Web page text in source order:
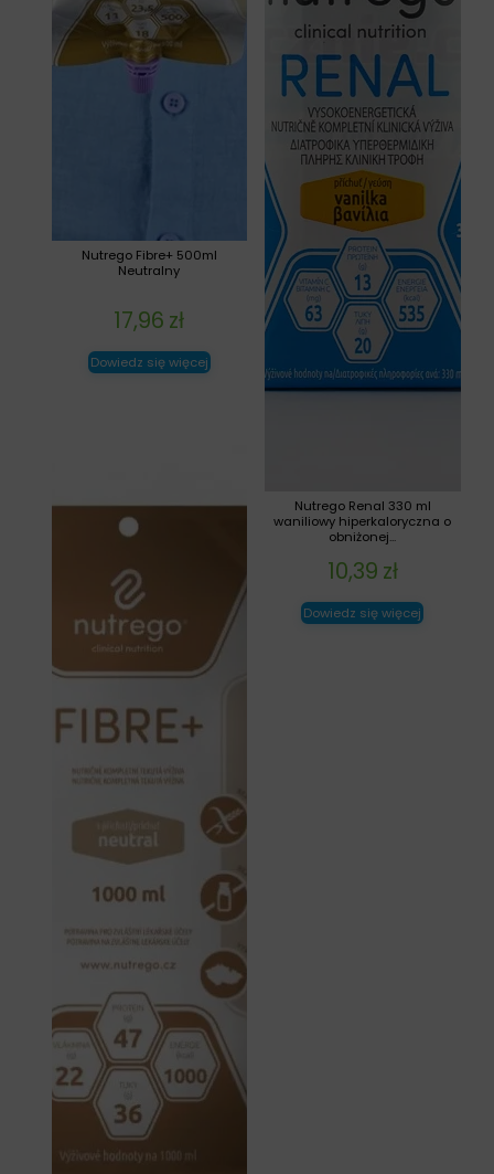
Nutrego Renal 330 ml
waniliowy hiperkaloryczna o
obniżonej...
10,39 zł
Dowiedz się więcej
Nutrego Fibre+ 500ml
Neutralny
17,96 zł
Dowiedz się więcej